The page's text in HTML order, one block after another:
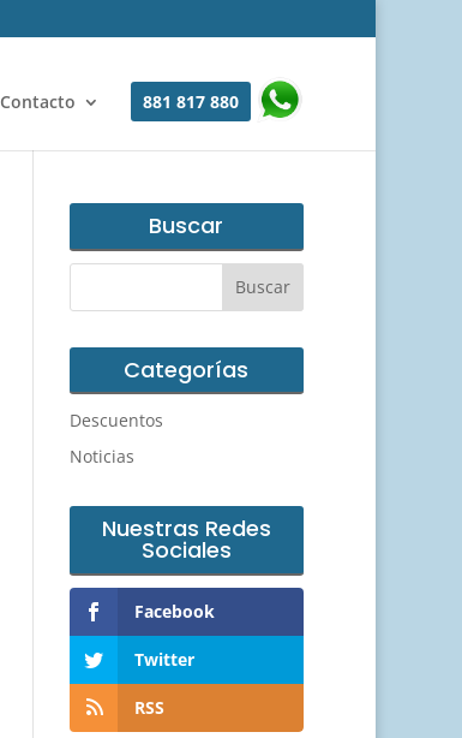
Contacto 881 817 880
Buscar
Categorías
Descuentos
Noticias
Nuestras Redes
Sociales
Facebook
Twitter
RSS